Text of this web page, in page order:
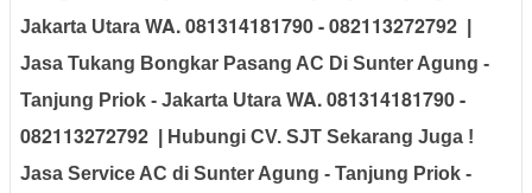
Jakarta Utara WA. 081314181790 - 082113272792
Jasa Tukang Bongkar Pasang AC Di Sunter Agung -
Tanjung Priok - Jakarta Utara WA. 081314181790 -
082113272792
| Hubungi CV. SJT Sekarang Juga !
Jasa Service AC di Sunter Agung - Tanjung Priok -